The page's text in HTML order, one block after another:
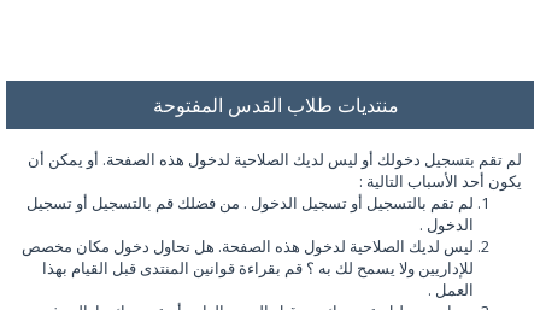
منتديات طلاب القدس المفتوحة
لم تقم بتسجيل دخولك أو ليس لديك الصلاحية لدخول هذه الصفحة. أو يمكن أن
يكون أحد الأسباب التالية :
لم تقم بالتسجيل أو تسجيل الدخول . من فضلك قم بالتسجيل أو تسجيل
الدخول .
ليس لديك الصلاحية لدخول هذه الصفحة. هل تحاول دخول مكان مخصص
للإداريين ولا يسمح لك به ؟ قم بقراءة قوانين المنتدى قبل القيام بهذا
العمل .